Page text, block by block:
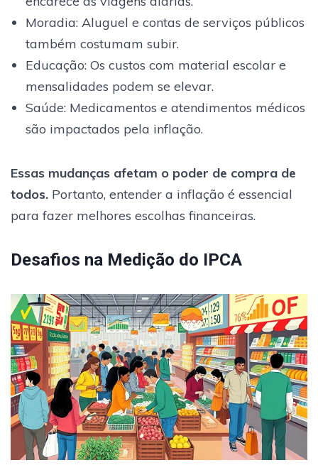
Moradia: Aluguel e contas de serviços públicos
também costumam subir.
Educação: Os custos com material escolar e
mensalidades podem se elevar.
Saúde: Medicamentos e atendimentos médicos
são impactados pela inflação.
Essas mudanças afetam o poder de compra de
todos. Portanto, entender a inflação é essencial
para fazer melhores escolhas financeiras.
Desafios na Medição do IPCA